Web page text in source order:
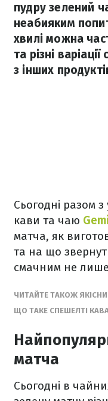
пудру зелений
неабияким
хвилі можна
та різні
з інших
Сьогодні разом
кави та чаю
матча, як
та на що
смачним не
ЧИТАЙТЕ ТАКОЖ
ЩО ТАКЕ СПЕШЕЛТІ
матча
Сьогодні в